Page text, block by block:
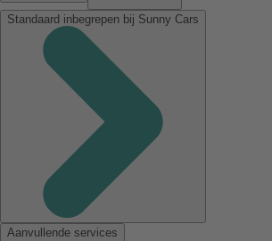
Standaard inbegrepen bij Sunny Cars
Aanvullende services